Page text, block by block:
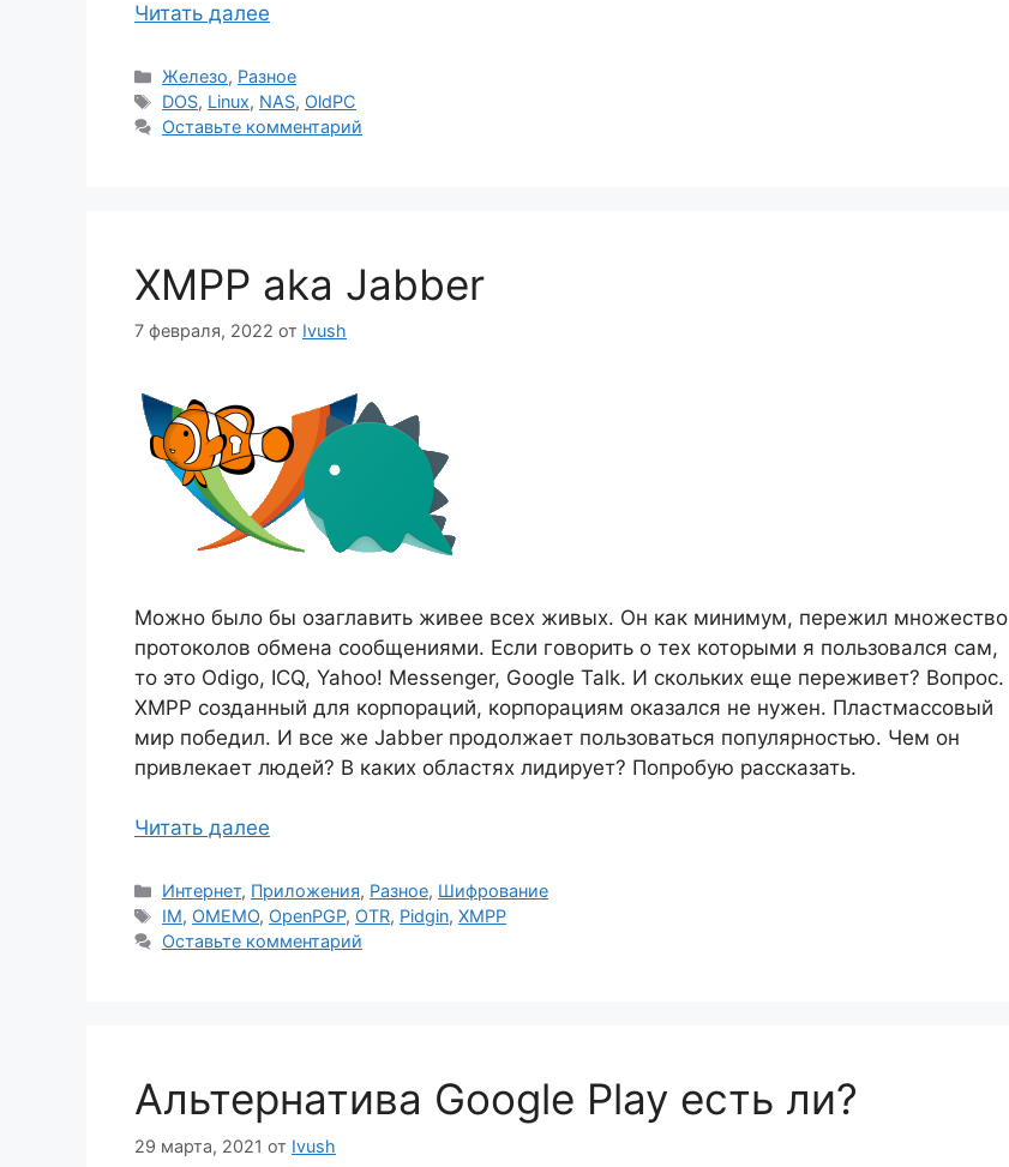
Читать далее
Рубрики
Железо, Разное
Метки
DOS, Linux, NAS, OldPC
Оставьте комментарий
XMPP aka Jabber
7 февраля, 2022 от Ivush
Можно было бы озаглавить живее всех живых. Он как минимум, пережил множество
протоколов обмена сообщениями. Если говорить о тех которыми я пользовался сам,
то это Odigo, ICQ, Yahoo! Messenger, Google Talk. И скольких еще переживет? Вопрос.
XMPP созданный для корпораций, корпорациям оказался не нужен. Пластмассовый
мир победил. И все же Jabber продолжает пользоваться популярностью. Чем он
привлекает людей? В каких областях лидирует? Попробую рассказать.
Читать далее
Рубрики
Интернет, Приложения, Разное, Шифрование
Метки
IM, OMEMO, OpenPGP, OTR, Pidgin,XMPP
Оставьте комментарий
Альтернатива Google Play есть ли?
29 марта, 2021 от Ivush